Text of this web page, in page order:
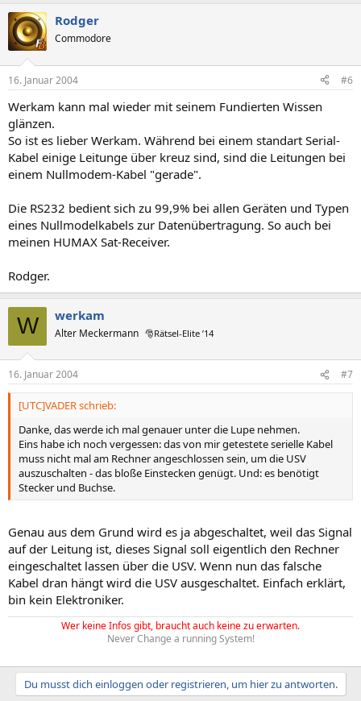
Rodger
Commodore
16. Januar 2004 #6
Werkam kann mal wieder mit seinem Fundierten Wissen
glänzen.
So ist es lieber Werkam. Während bei einem standart Serial-
Kabel einige Leitunge über kreuz sind, sind die Leitungen bei
einem Nullmodem-Kabel "gerade".
Die RS232 bedient sich zu 99,9% bei allen Geräten und Typen
eines Nullmodelkabels zur Datenübertragung. So auch bei
meinen HUMAX Sat-Receiver.
Rodger.
W werkam
Alter Meckermann 🎅Rätsel-Elite ’14
16. Januar 2004 #7
[UTC]VADER schrieb:
Danke, das werde ich mal genauer unter die Lupe nehmen.
Eins habe ich noch vergessen: das von mir getestete serielle Kabel
muss nicht mal am Rechner angeschlossen sein, um die USV
auszuschalten - das bloße Einstecken genügt. Und: es benötigt
Stecker und Buchse.
Genau aus dem Grund wird es ja abgeschaltet, weil das Signal
auf der Leitung ist, dieses Signal soll eigentlich den Rechner
eingeschaltet lassen über die USV. Wenn nun das falsche
Kabel dran hängt wird die USV ausgeschaltet. Einfach erklärt,
bin kein Elektroniker.
Wer keine Infos gibt, braucht auch keine zu erwarten.
Never Change a running System!
Du musst dich einloggen oder registrieren, um hier zu antworten.